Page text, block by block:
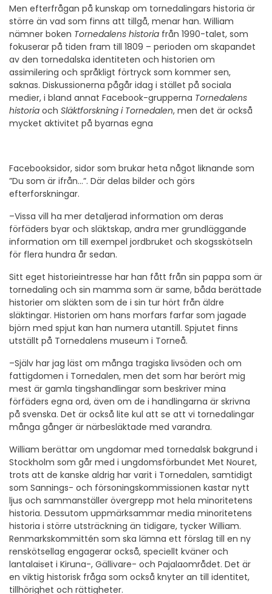
Men efterfrågan på kunskap om tornedalingars historia är
större än vad som finns att tillgå, menar han. William
nämner boken Tornedalens historia från 1990-talet, som
fokuserar på tiden fram till 1809 – perioden om skapandet
av den tornedalska identiteten och historien om
assimilering och språkligt förtryck som kommer sen,
saknas. Diskussionerna pågår idag i stället på sociala
medier, i bland annat Facebook-grupperna Tornedalens
historia och Släktforskning i Tornedalen, men det är också
mycket aktivitet på byarnas egna
Facebooksidor, sidor som brukar heta något liknande som
”Du som är ifrån…”. Där delas bilder och görs
efterforskningar.
–Vissa vill ha mer detaljerad information om deras
förfäders byar och släktskap, andra mer grundläggande
information om till exempel jordbruket och skogsskötseln
för flera hundra år sedan.
Sitt eget historieintresse har han fått från sin pappa som är
tornedaling och sin mamma som är same, båda berättade
historier om släkten som de i sin tur hört från äldre
släktingar. Historien om hans morfars farfar som jagade
björn med spjut kan han numera utantill. Spjutet finns
utställt på Tornedalens museum i Torneå.
–Själv har jag läst om många tragiska livsöden och om
fattigdomen i Tornedalen, men det som har berört mig
mest är gamla tingshandlingar som beskriver mina
förfäders egna ord, även om de i handlingarna är skrivna
på svenska. Det är också lite kul att se att vi tornedalingar
många gånger är närbesläktade med varandra.
William berättar om ungdomar med tornedalsk bakgrund i
Stockholm som går med i ungdomsförbundet Met Nouret,
trots att de kanske aldrig har varit i Tornedalen, samtidigt
som Sannings- och försoningskommissionen kastar nytt
ljus och sammanställer övergrepp mot hela minoritetens
historia. Dessutom uppmärksammar media minoritetens
historia i större utsträckning än tidigare, tycker William.
Renmarkskommittén som ska lämna ett förslag till en ny
renskötsellag engagerar också, speciellt kväner och
lantalaiset i Kiruna-, Gällivare- och Pajalaområdet. Det är
en viktig historisk fråga som också knyter an till identitet,
tillhörighet och rättigheter.